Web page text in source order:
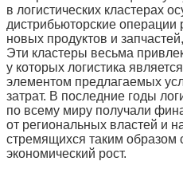
в логистических кластерах
дистрибьюторские операции
новых продуктов и
Эти кластеры весьма
у которых логистика
элементом предлагаемых
затрат. В последние годы
по всему миру получали
от региональных властей и
стремящихся таким образом
экономический рост.